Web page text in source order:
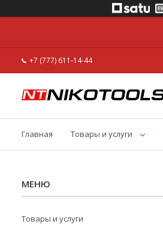
+7 (777) 611-14-44
Главная Товары и услуги
Товары и услуги